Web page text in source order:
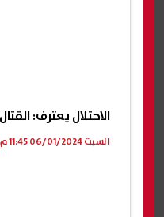
الاحتلال يعترف:
السبت 06/01/2024 11:45 م